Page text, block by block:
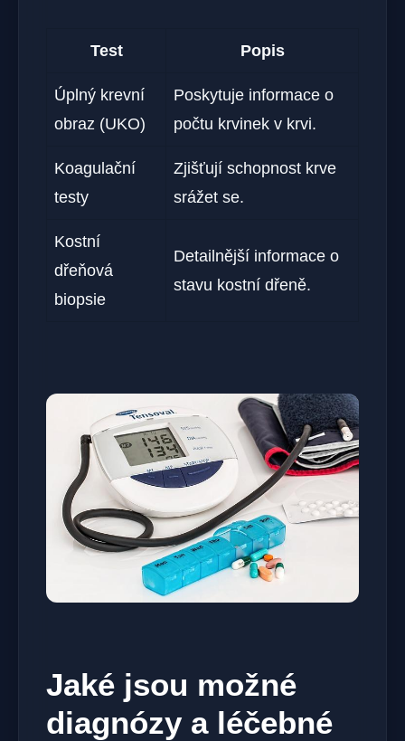
Test Popis
Úplný krevní
obraz (UKO)
Poskytuje informace o
počtu krvinek v krvi.
Koagulační
testy
Zjišťují schopnost krve
srážet se.
Kostní
dřeňová
biopsie
Detailnější informace o
stavu kostní dřeně.
Jaké jsou možné
diagnózy a léčebné